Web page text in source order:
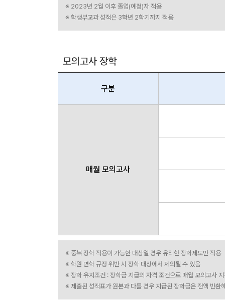
※ 2023년 2월 이후 졸업(예정)자 적용
※ 학생부교과 성적은 3학년 2학기까지 적용
모의고사 장학
구분
매월 모의고사
※ 중복 장학 적용이 가능한 대상일 경우 유리한 장학제도만 적용
※ 학원 면학 규정 위반 시 장학 대상에서 제외될 수 있음
※ 장학 유지조건 : 장학금 지급의 자격 조건으로 매월 모의고사
※ 제출된 성적표가 원본과 다를 경우 지급된 장학금은 전액 반환